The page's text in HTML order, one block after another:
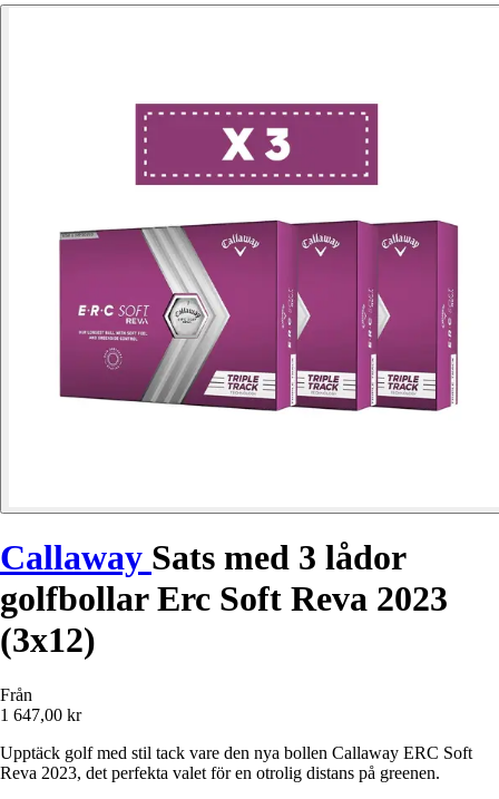
Callaway Sats med 3 lådor
golfbollar Erc Soft Reva 2023
(3x12)
Från
1 647,00 kr
Upptäck golf med stil tack vare den nya bollen Callaway ERC Soft
Reva 2023, det perfekta valet för en otrolig distans på greenen.